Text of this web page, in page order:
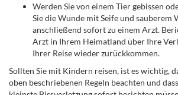
Werden Sie von einem Tier gebissen
Sie die Wunde mit Seife und sauberem
anschließend sofort zu einem Arzt.
Arzt in Ihrem Heimatland über Ihre
Ihrer Reise wieder zurückkommen.
Sollten Sie mit Kindern reisen, ist es wichtig,
oben beschriebenen Regeln beachten und